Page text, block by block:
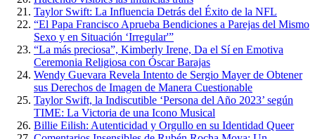
Taylor Swift: La Influencia Detrás del Éxito de la NFL
“El Papa Francisco Aprueba Bendiciones a Parejas del Mismo
Sexo y en Situación ‘Irregular'”
“La más preciosa”, Kimberly Irene, Da el Sí en Emotiva
Ceremonia Religiosa con Óscar Barajas
Wendy Guevara Revela Intento de Sergio Mayer de Obtener
sus Derechos de Imagen de Manera Cuestionable
Taylor Swift, la Indiscutible ‘Persona del Año 2023’ según
TIME: La Victoria de una Icono Musical
Billie Eilish: Autenticidad y Orgullo en su Identidad Queer